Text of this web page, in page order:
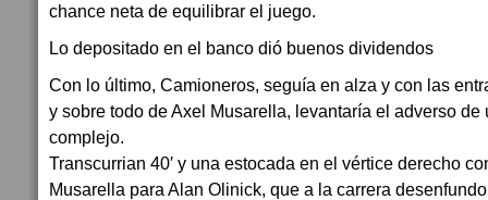
chance neta de equilibrar el juego.
Lo depositado en el banco dió buenos dividendos
Con lo último, Camioneros, seguía en alza y con las
y sobre todo de Axel Musarella, levantaría el adverso de
complejo.
Transcurrian 40′ y una estocada en el vértice derecho
Musarella para Alan Olinick, que a la carrera